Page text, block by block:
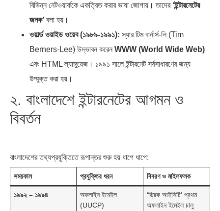
বিভিন্ন নেটওয়ার্ককে একত্রিত করার ভাষা জোগায়। তাদের ‘ইন্টারনেটের
জনক’ বলা হয়।
ওয়ার্ল্ড ওয়াইড ওয়েব (১৯৮৯-১৯৯১): স্যার টিম বার্নার্স-লি (Tim
Berners-Lee) উদ্ভাবন করেন WWW (World Wide Web)
এবং HTML ল্যাঙ্গুয়েজ। ১৯৯১ সালে ইন্টারনেট সর্বসাধারণের জন্য
উম্মুক্ত করা হয়।
২. বাংলাদেশে ইন্টারনেটের আগমন ও
বিবর্তন
বাংলাদেশের তথ্যপ্রযুক্তিতে রূপান্তর শুরু হয় ধাপে ধাপে:
সময়কাল প্রযুক্তির ধরন বিবরণ ও মাইলফলক
১৯৯২ – ১৯৯৪
অফলাইন ইমেইল
(UUCP)
‘ড্রিক আইসিটি’ প্রথম
অফলাইন ইমেইল চালু